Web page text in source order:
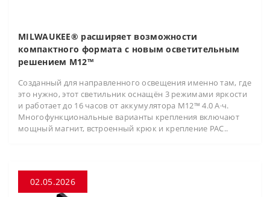
MILWAUKEE® расширяет возможности
компактного формата с новым осветительным
решением M12™
Созданный для направленного освещения именно там, где
это нужно, этот светильник оснащён 3 режимами яркости
и работает до 16 часов от аккумулятора M12™ 4.0 А·ч.
Многофункциональные варианты крепления включают
мощный магнит, встроенный крюк и крепление PAC..
02.05.2026